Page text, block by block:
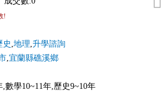
!
史 ,地理,升學諮詢
,宜蘭縣礁溪鄉
,數學10~11年,歷史9~10年